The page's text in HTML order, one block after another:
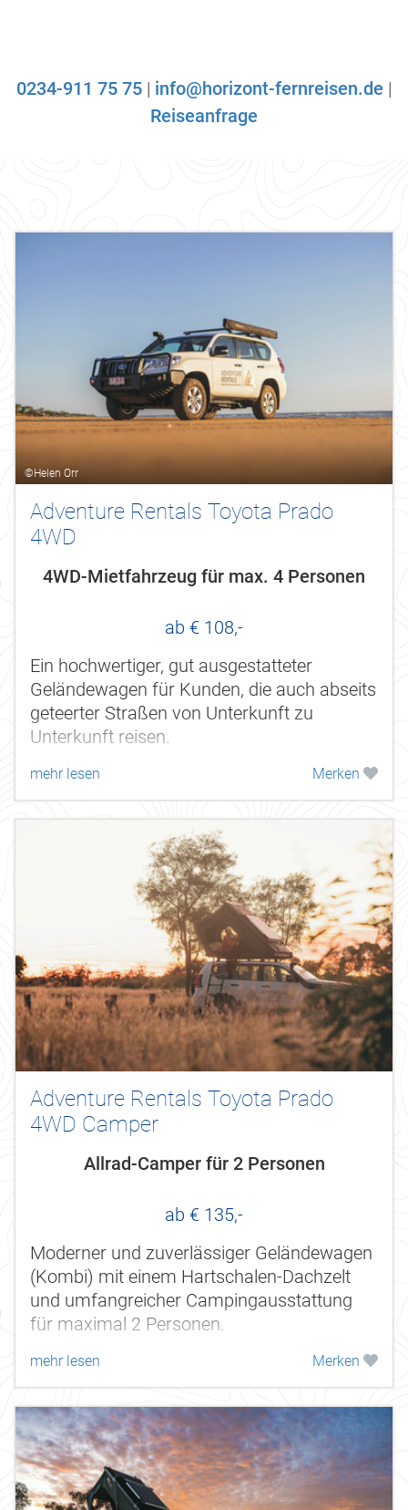
0234-911 75 75 | info@horizont-fernreisen.de |
Reiseanfrage
©Helen Orr
Adventure Rentals Toyota Prado
4WD
4WD-Mietfahrzeug für max. 4 Personen
ab € 108,-
Ein hochwertiger, gut ausgestatteter
Geländewagen für Kunden, die auch abseits
geteerter Straßen von Unterkunft zu
Unterkunft reisen.
mehr lesen Merken
Adventure Rentals Toyota Prado
4WD Camper
Allrad-Camper für 2 Personen
ab € 135,-
Moderner und zuverlässiger Geländewagen
(Kombi) mit einem Hartschalen-Dachzelt
und umfangreicher Campingausstattung
für maximal 2 Personen.
mehr lesen Merken